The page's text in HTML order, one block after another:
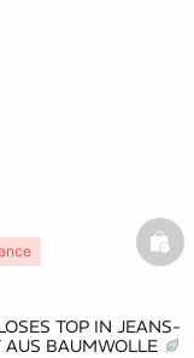
TOP IN JEANS-
AUS BAUMWOLLE